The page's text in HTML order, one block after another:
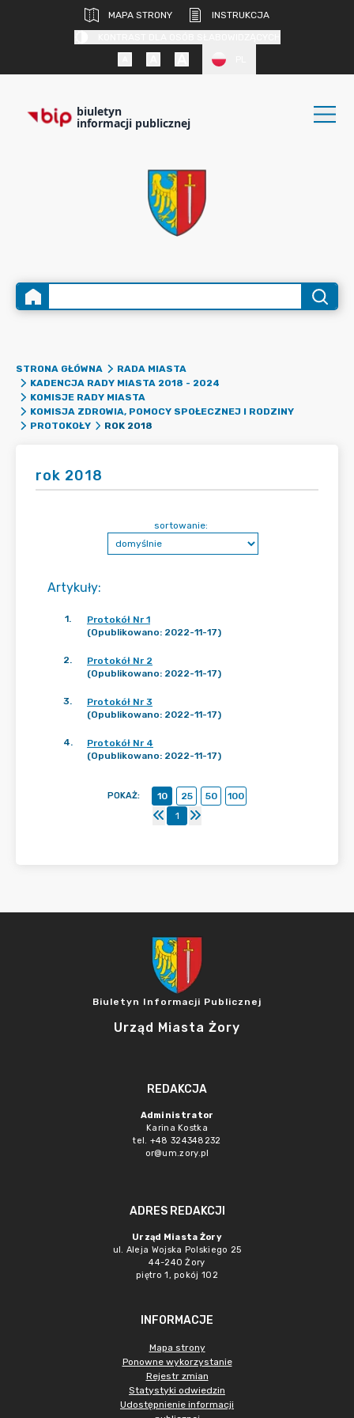
MAPA STRONY
INSTRUKCJA
biuletyn
informacji publicznej
STRONA GŁÓWNA
RADA MIASTA
KADENCJA RADY MIASTA 2018 - 2024
KOMISJE RADY MIASTA
KOMISJA ZDROWIA, POMOCY SPOŁECZNEJ I RODZINY
PROTOKOŁY
ROK 2018
rok 2018
Artykuły:
sortowanie:
1.
Protokół Nr 1
(Opublikowano: 2022-11-17)
2.
Protokół Nr 2
(Opublikowano: 2022-11-17)
3.
Protokół Nr 3
(Opublikowano: 2022-11-17)
4.
Protokół Nr 4
(Opublikowano: 2022-11-17)
POKAŻ: 10 25 50
100
1
Biuletyn Informacji Publicznej
Urząd Miasta Żory
REDAKCJA
Administrator
Karina Kostka
tel. +48 324348232
or@um.zory.pl
ADRES REDAKCJI
Urząd Miasta Żory
ul. Aleja Wojska Polskiego 25
44-240 Żory
piętro 1, pokój 102
INFORMACJE
Mapa strony
Ponowne wykorzystanie
Rejestr zmian
Statystyki odwiedzin
Udostępnienie informacji